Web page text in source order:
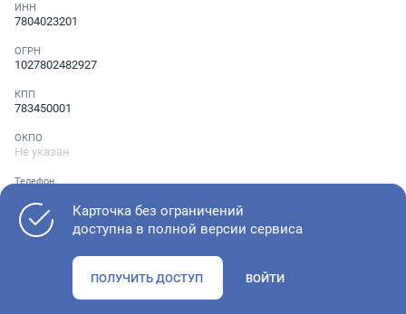
ИНН
7804023201
ОГРН
1027802482927
КПП
783450001
ОКПО
Не указан
Телефон
Как оценить состояние компании
Карточка без ограничений
доступна в полной версии сервиса
ПОЛУЧИТЬ ДОСТУП ВОЙТИ